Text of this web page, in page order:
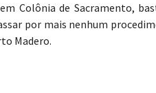
Colônia de Sacramento,
por mais nenhum
Madero.